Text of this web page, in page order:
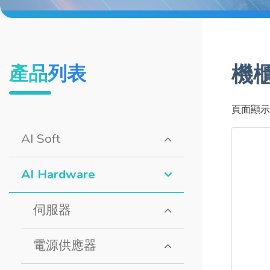
產品列表
AI Soft
AI Hardware
伺服器
電源供應器
機
頁面顯